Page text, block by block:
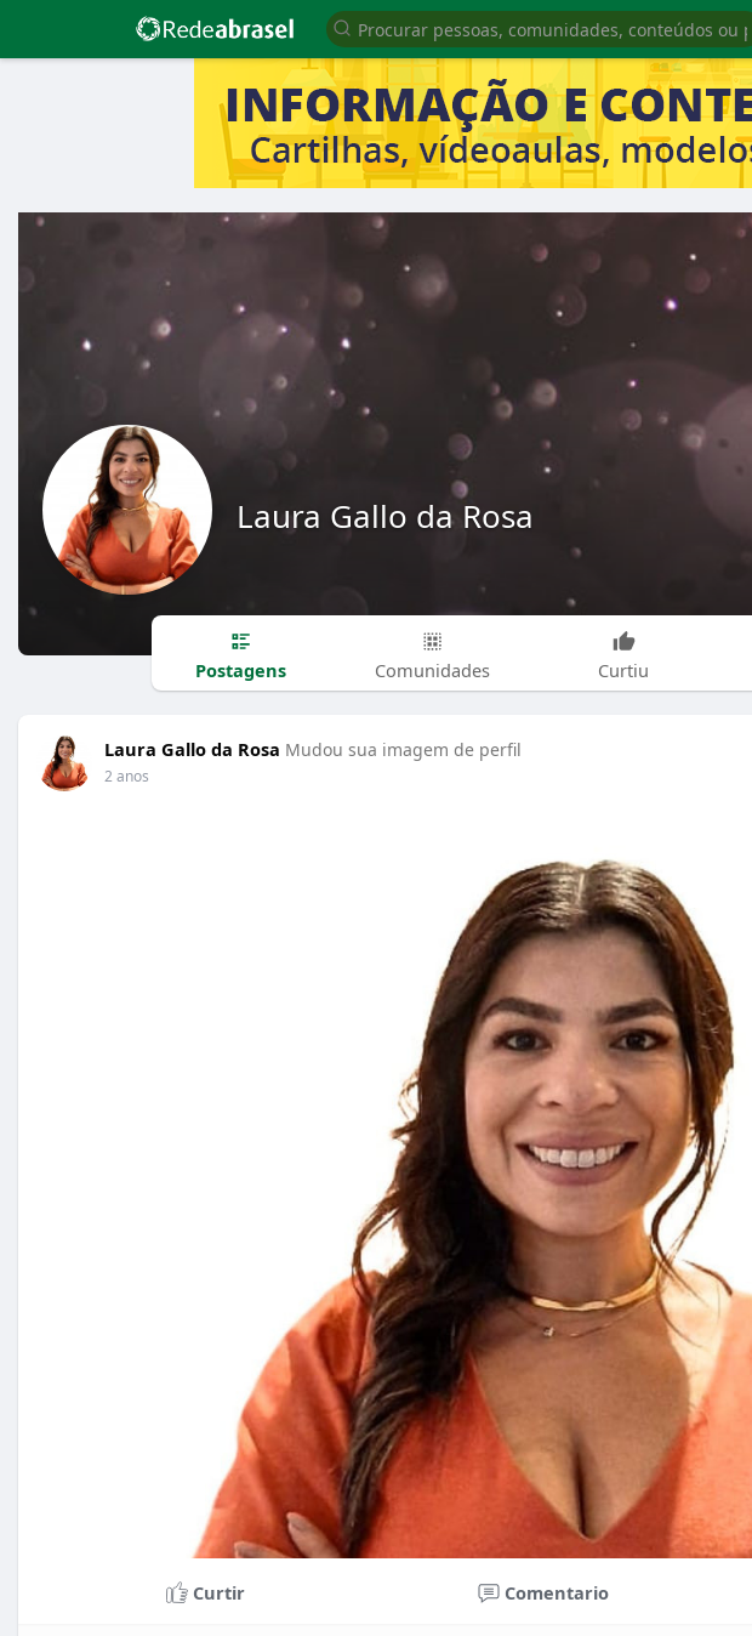
Laura Gallo da Rosa
Postagens Comunidades Curtiu
Laura Gallo da Rosa Mudou sua imagem de perfil
2 anos
Curtir Comentario